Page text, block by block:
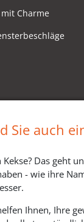
Charme
im
Sie auch
Kekse? Das geht
- wie ihre
Ihnen, Ihre